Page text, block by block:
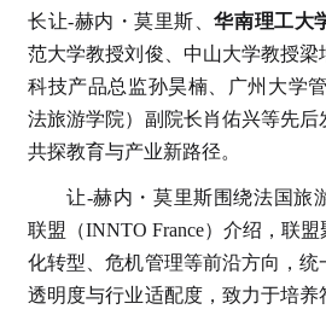
长让-赫内・莫里斯、华南理工大
范大学教授刘俊、中山大学教授
科技产品总监孙昊楠、广州大学
法旅游学院）副院长肖佑兴等先后
共探教育与产业新路径。
让-赫内・莫里斯围绕法国旅
联盟（INNTO France）介绍，联
化转型、危机管理等前沿方向，
透明度与行业适配度，致力于培